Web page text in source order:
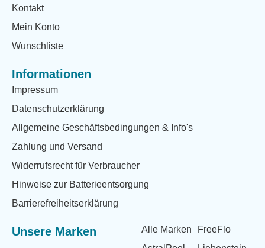
Kontakt
Mein Konto
Wunschliste
Informationen
Impressum
Datenschutzerklärung
Allgemeine Geschäftsbedingungen & Info's
Zahlung und Versand
Widerrufsrecht für Verbraucher
Hinweise zur Batterieentsorgung
Barrierefreiheitserklärung
Unsere Marken
Alle Marken
FreeFlo